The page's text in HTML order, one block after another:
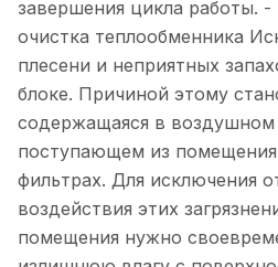
завершения цикла работы. -
очистка теплообменника
плесени и неприятных
блоке. Причиной этому
содержащаяся в воздушном
поступающем из
фильтрах. Для исключения
воздействия этих
помещения нужно